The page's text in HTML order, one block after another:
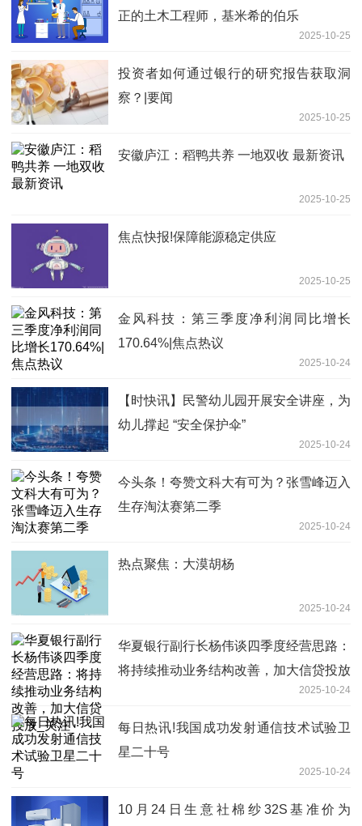
正的土木工程师，基米希的伯乐
2025-10-25
投资者如何通过银行的研究报告获取洞
察？|要闻
2025-10-25
安徽庐江：稻鸭共养 一地双收 最新资讯
2025-10-25
焦点快报!保障能源稳定供应
2025-10-25
金风科技：第三季度净利润同比增长
170.64%|焦点热议
2025-10-24
【时快讯】民警幼儿园开展安全讲座，为
幼儿撑起 “安全保护伞”
2025-10-24
今头条！夸赞文科大有可为？张雪峰迈入
生存淘汰赛第二季
2025-10-24
热点聚焦：大漠胡杨
2025-10-24
华夏银行副行长杨伟谈四季度经营思路：
将持续推动业务结构改善，加大信贷投放
2025-10-24
每日热讯!我国成功发射通信技术试验卫
星二十号
2025-10-24
10月24日生意社棉纱32S基准价为